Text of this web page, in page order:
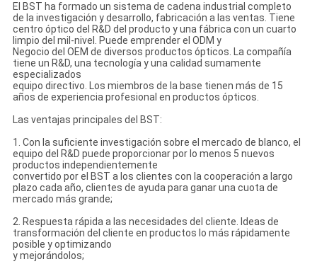
El BST ha formado un sistema de cadena industrial completo
de la investigación y desarrollo, fabricación a las ventas. Tiene
centro óptico del R&D del producto y una fábrica con un cuarto
limpio del mil-nivel. Puede emprender el ODM y
Negocio del OEM de diversos productos ópticos. La compañía
tiene un R&D, una tecnología y una calidad sumamente
especializados
equipo directivo. Los miembros de la base tienen más de 15
años de experiencia profesional en productos ópticos.
Las ventajas principales del BST:
1. Con la suficiente investigación sobre el mercado de blanco, el
equipo del R&D puede proporcionar por lo menos 5 nuevos
productos independientemente
convertido por el BST a los clientes con la cooperación a largo
plazo cada año, clientes de ayuda para ganar una cuota de
mercado más grande;
2. Respuesta rápida a las necesidades del cliente. Ideas de
transformación del cliente en productos lo más rápidamente
posible y optimizando
y mejorándolos;